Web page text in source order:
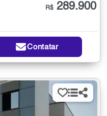
R$ 289.900
Contatar